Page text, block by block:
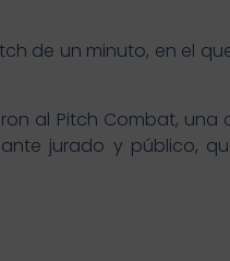
de un minuto, en el
al Pitch Combat,
jurado y público,